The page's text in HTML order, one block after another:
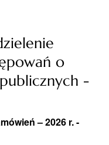
o
-
– 2026 r. -